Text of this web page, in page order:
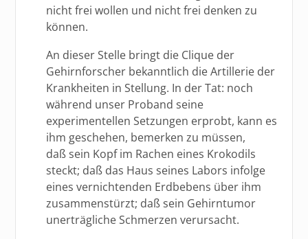
nicht frei wollen und nicht frei denken zu
können.
An dieser Stelle bringt die Clique der
Gehirnforscher bekanntlich die Artillerie der
Krankheiten in Stellung. In der Tat: noch
während unser Proband seine
experimentellen Setzungen erprobt, kann es
ihm geschehen, bemerken zu müssen,
daß sein Kopf im Rachen eines Krokodils
steckt; daß das Haus seines Labors infolge
eines vernichtenden Erdbebens über ihm
zusammenstürzt; daß sein Gehirntumor
unerträgliche Schmerzen verursacht.